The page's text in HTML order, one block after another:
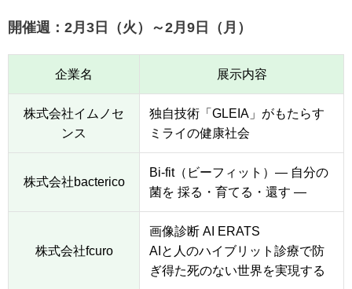
開催週：2月3日（火）～2月9日（月）
企業名 展示内容
株式会社イムノセ
ンス
独自技術「GLEIA」がもたらす
ミライの健康社会
株式会社bacterico
Bi-fit（ビーフィット）— 自分の
菌を 採る・育てる・還す —
株式会社fcuro
画像診断 AI ERATS
AIと人のハイブリット診療で防
ぎ得た死のない世界を実現する